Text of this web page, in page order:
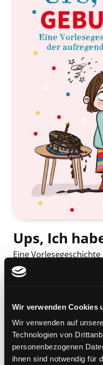
Wir verwenden Cookies
Wir verwenden auf
Technologien von
personenbezogenen
ihnen sind notwendig für
Ups, Ich
Eine
aufregendsten Tage des
Gesprächsanregungen
Mediengruppe:
Beschreibung ein-/
Mehr Informationen